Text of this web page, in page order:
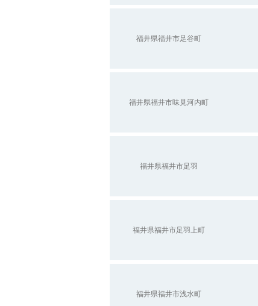
福井県福井市足谷町
福井県福井市味見河内町
福井県福井市足羽
福井県福井市足羽上町
福井県福井市浅水町